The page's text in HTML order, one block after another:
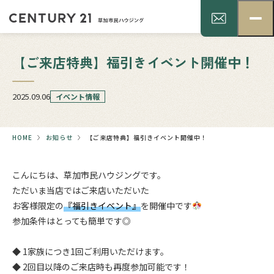
【ご来店特典】福引きイベント開催中！
2025.09.06 イベント情報
HOME お知らせ 【ご来店特典】福引きイベント開催中！
こんにちは、草加市民ハウジングです。
ただいま当店ではご来店いただいた
お客様限定の『福引きイベント』を開催中です
参加条件はとっても簡単です◎
◆ 1家族につき1回ご利用いただけます。
◆ 2回目以降のご来店時も再度参加可能です！